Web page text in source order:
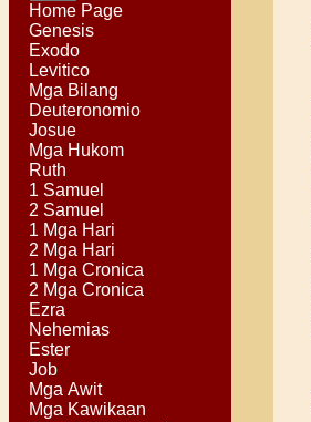
Home Page
Genesis
Exodo
Levitico
Mga Bilang
Deuteronomio
Josue
Mga Hukom
Ruth
1 Samuel
2 Samuel
1 Mga Hari
2 Mga Hari
1 Mga Cronica
2 Mga Cronica
Ezra
Nehemias
Ester
Job
Mga Awit
Mga Kawikaan